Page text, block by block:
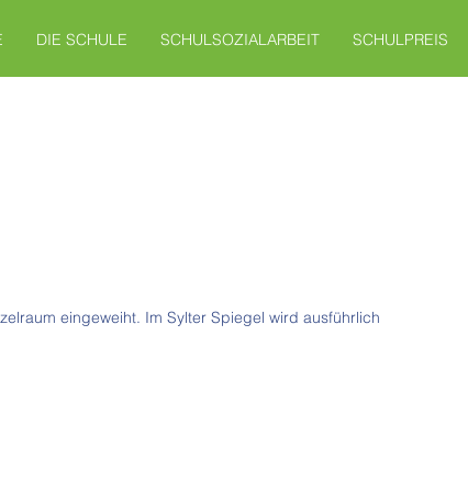
DIE SCHULE SCHULSOZIALARBEIT SCHULPREIS
eingeweiht. Im Sylter Spiegel wird ausführlich